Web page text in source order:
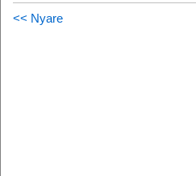
<< Nyare